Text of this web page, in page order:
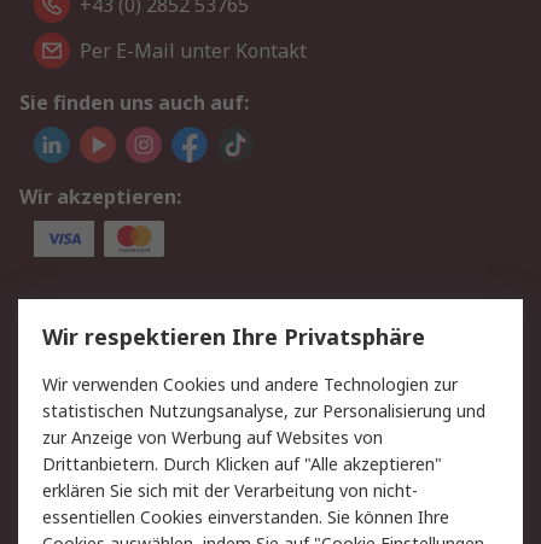
+43 (0) 2852 53765
Per E-Mail unter Kontakt
Sie finden uns auch auf:
Wir akzeptieren:
Service
Value Added Services
Lieferlösungen
Rücksendung/Entsorgung Kontakt
Hilfe
Rechtliches
RS Verkaufs- und
Datenschutz
Wir respektieren Ihre Privatsphäre
Wir verwenden Cookies und andere Technologien zur
statistischen Nutzungsanalyse, zur Personalisierung und
zur Anzeige von Werbung auf Websites von
Drittanbietern. Durch Klicken auf "Alle akzeptieren"
erklären Sie sich mit der Verarbeitung von nicht-
essentiellen Cookies einverstanden. Sie können Ihre